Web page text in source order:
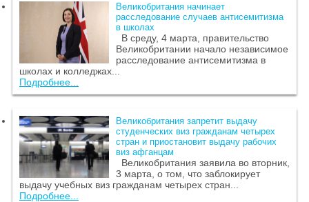
Великобритания начинает
расследование случаев антисемитизма
в школах
В среду, 4 марта, правительство
Великобритании начало независимое
расследование антисемитизма в
школах и колледжах...
Подробнее...
Великобритания запретит выдачу
студенческих виз гражданам четырех
стран и приостановит выдачу рабочих
виз афганцам
Великобритания заявила во вторник,
3 марта, о том, что заблокирует
выдачу учебных виз гражданам четырех стран...
Подробнее...